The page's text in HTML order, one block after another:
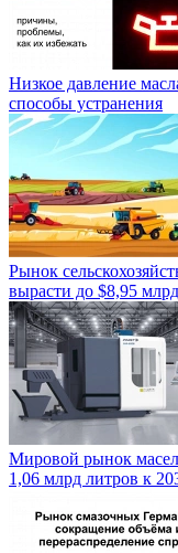
Низкое давление
способы устранения
Рынок
вырасти до $8,95
Мировой рынок
1,06 млрд литров к